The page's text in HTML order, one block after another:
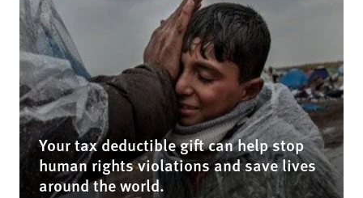
Your tax deductible gift can help stop
human rights violations and save lives
around the world.